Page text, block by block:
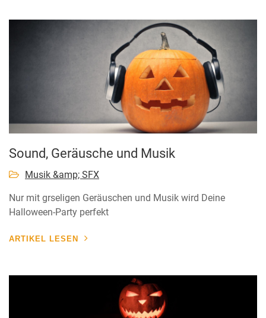
Sound, Geräusche und Musik
Musik &amp; SFX
Nur mit grseligen Geräuschen und Musik wird Deine
Halloween-Party perfekt
ARTIKEL LESEN